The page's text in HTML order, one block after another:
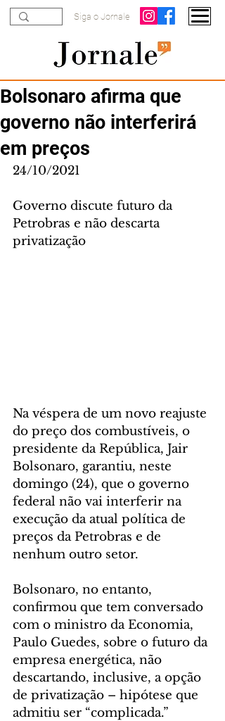
Siga o Jornale
Bolsonaro afirma que
governo não interferirá
em preços
24/10/2021
Governo discute futuro da
Petrobras e não descarta
privatização
Na véspera de um novo reajuste
do preço dos combustíveis, o
presidente da República, Jair
Bolsonaro, garantiu, neste
domingo (24), que o governo
federal não vai interferir na
execução da atual política de
preços da Petrobras e de
nenhum outro setor.
Bolsonaro, no entanto,
confirmou que tem conversado
com o ministro da Economia,
Paulo Guedes, sobre o futuro da
empresa energética, não
descartando, inclusive, a opção
de privatização – hipótese que
admitiu ser “complicada.”